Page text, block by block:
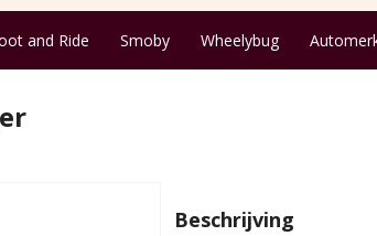
and Ride Smoby Wheelybug
Beschrijving